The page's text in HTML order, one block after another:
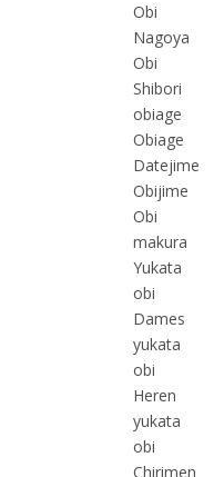
Obi
Nagoya
Obi
Shibori
obiage
Obiage
Datejime
Obijime
Obi
makura
Yukata
obi
Dames
yukata
obi
Heren
yukata
obi
Chirimen